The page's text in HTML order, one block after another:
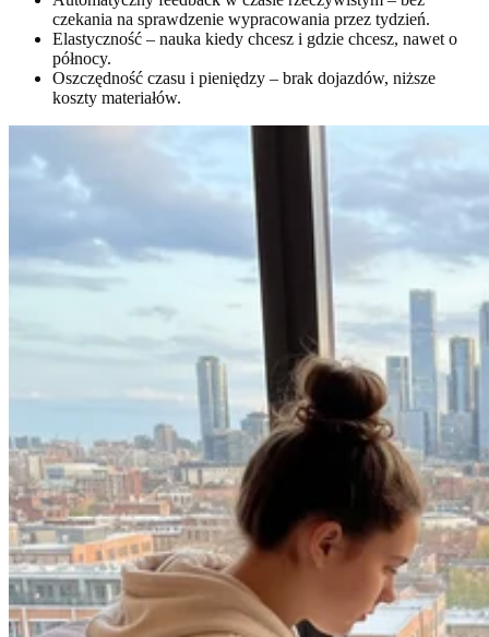
czekania na sprawdzenie wypracowania przez tydzień.
Elastyczność – nauka kiedy chcesz i gdzie chcesz, nawet o
północy.
Oszczędność czasu i pieniędzy – brak dojazdów, niższe
koszty materiałów.